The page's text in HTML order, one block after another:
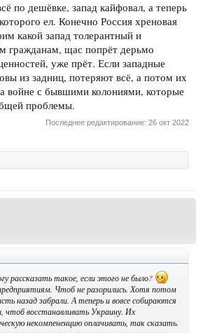
по дешёвке, запад кайфовал, а теперь
ел. Конечно Россия хреновая
какой запад толерантный и
гражданам, щас попрёт дерьмо
уже прёт. Если западные
из задниц, потеряют всё, а потом их
войне с бывшими колониями, которые
проблемы.
Последнее редактирование: 26 окт 2022
рассказать такое, если этого не было?
Чтоб не разорились. Хотя потом
назад забрали. А теперь и вовсе собираются
чтоб восстанавливать Украину. Их
некомпененцию оплачивать, так сказать.